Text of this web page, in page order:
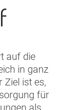
auf die
in ganz
Ziel ist es,
für
als